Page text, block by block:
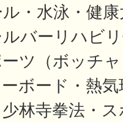
・水泳・健
バーリハビ
ツ（ボッチ
ボード・熱
林寺拳法・